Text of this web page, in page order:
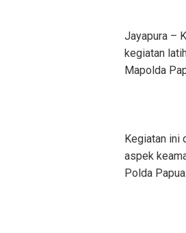
Jayapura –
kegiatan
Mapolda
Kegiatan ini
aspek
Polda Papua.